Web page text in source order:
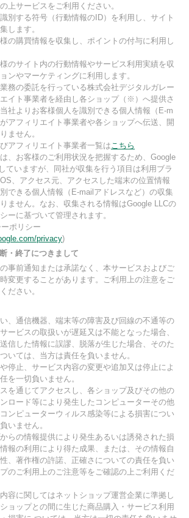
上サービスをご利用ください。
別する符号（行動情報のID）を利用し、サイト
します。
の購買情報を収集し、ポイントの付与に利用し
のサイト内の行動情報やサービス利用実績を収
ンやマーケティングに利用します。
務の委託を行っている株式会社デジタルガレー
イト事業者を経由し各ショップ（※）へ提供さ
社よりお客様個人を識別できる個人情報（E-m
アフィリエイト事業者や各ショップへ伝送、開
ません。
アフィリエイト事業者一覧はこちら
、お客様のご利用状況を把握するため、Google
ていますが、同社が収集を行う項目は利用ブラ
、アクセス元、アクセスした端末の位置情報
できる個人情報（E-mailアドレスなど）の収集
ません。なお、収集される情報はGoogle LLCの
ーに基づいて管理されます。
ポリシー
privacy)
・終了につきまして
事前通知または承諾なく、本サービスおよびご
変更することがあります。ご利用上の注意をご
ださい。
、通信機器、端末等の障害及び回線の不通等の
ービスの取扱いが遅延又は不能となった場合、
信した情報に誤謬、脱落が生じた場合、そのた
いては、当方は責任を負いません。
停止、サービス内容の変更や追加又は停止によ
を一切負いません。
を通じてアクセスし、各ショップ及びその他の
ロード等により発生したコンピューターその他
ンピューターウィルス感染等による損害につい
いません。
らの情報提供により発生あるいは誘発された損
報の利用により得た成果、または、その情報自
、著作権の許諾、正確さについての責任を負い
のご利用上のご注意等をご確認の上ご利用くだ
容に関してはネットショップ運営企業に準拠し
ョップとの間に生じた商品購入・サービス利用